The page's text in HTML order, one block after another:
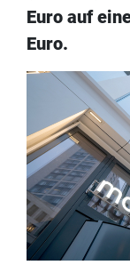
Euro auf
Euro.